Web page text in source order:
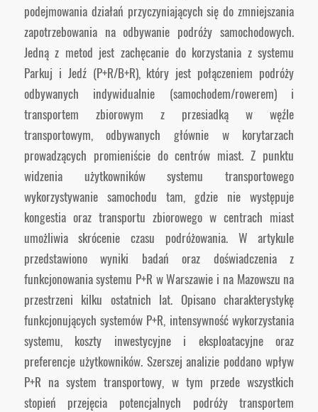
podejmowania działań przyczyniających się do zmniejszania
zapotrzebowania na odbywanie podróży samochodowych.
Jedną z metod jest zachęcanie do korzystania z systemu
Parkuj i Jedź (P+R/B+R), który jest połączeniem podróży
odbywanych indywidualnie (samochodem/rowerem) i
transportem zbiorowym z przesiadką w węźle
transportowym, odbywanych głównie w korytarzach
prowadzących promieniście do centrów miast. Z punktu
widzenia użytkowników systemu transportowego
wykorzystywanie samochodu tam, gdzie nie występuje
kongestia oraz transportu zbiorowego w centrach miast
umożliwia skrócenie czasu podróżowania. W artykule
przedstawiono wyniki badań oraz doświadczenia z
funkcjonowania systemu P+R w Warszawie i na Mazowszu na
przestrzeni kilku ostatnich lat. Opisano charakterystykę
funkcjonujących systemów P+R, intensywność wykorzystania
systemu, koszty inwestycyjne i eksploatacyjne oraz
preferencje użytkowników. Szerszej analizie poddano wpływ
P+R na system transportowy, w tym przede wszystkich
stopień przejęcia potencjalnych podróży transportem